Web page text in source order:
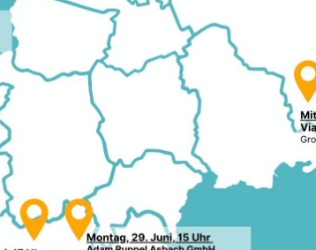
Verdienstorden am
Marco Hesser
Heiligenberg in Seeheim-
durch Landrat Klaus Peter